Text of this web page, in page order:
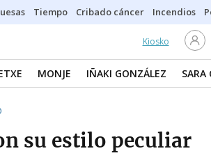
Tiempo Cribado cáncer Incendios
Kiosko
MONJE IÑAKI GONZÁLEZ SARA
su estilo peculiar